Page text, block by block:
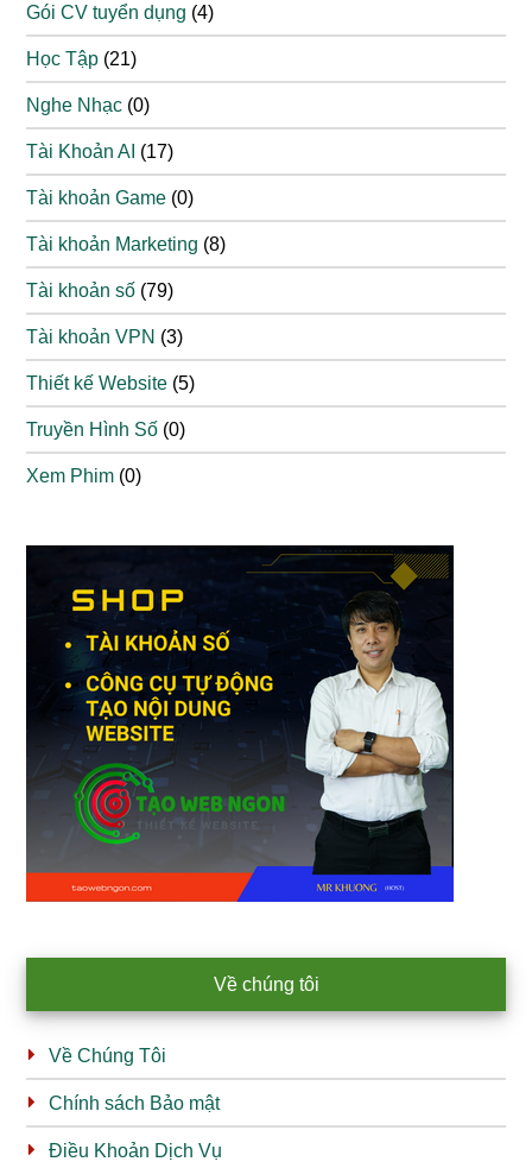
Gói CV tuyển dụng (4)
Học Tập (21)
Nghe Nhạc (0)
Tài Khoản AI (17)
Tài khoản Game (0)
Tài khoản Marketing (8)
Tài khoản số (79)
Tài khoản VPN (3)
Thiết kế Website (5)
Truyền Hình Số (0)
Xem Phim (0)
Về chúng tôi
Về Chúng Tôi
Chính sách Bảo mật
Điều Khoản Dịch Vụ